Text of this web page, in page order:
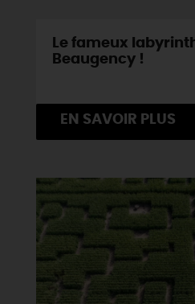
Où
CE
CETTE
Le fameux
Beaugency !
EN SAVOIR PLUS